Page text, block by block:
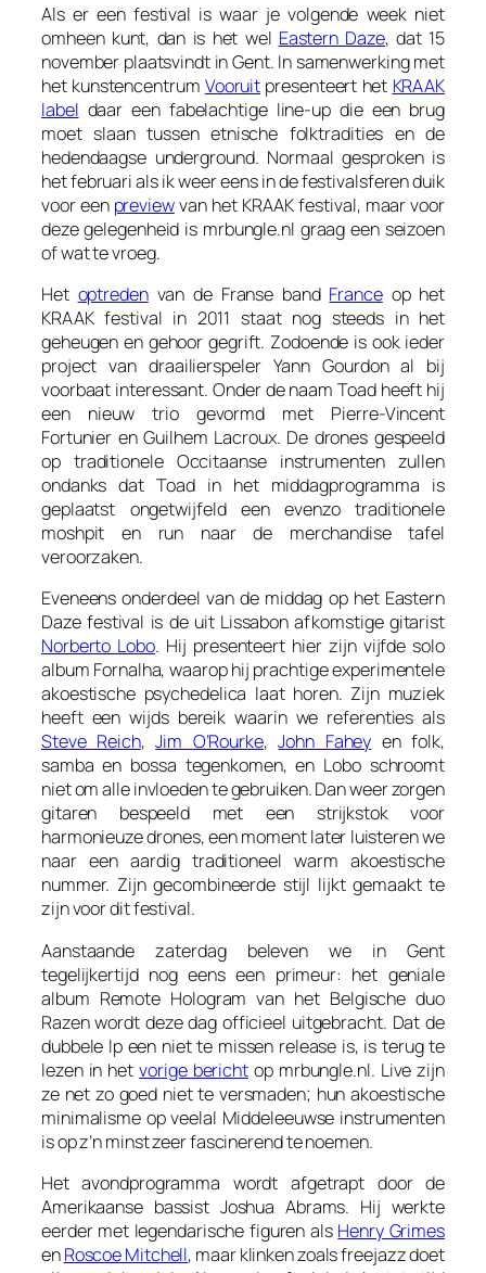
Als er een festival is waar je volgende week niet
omheen kunt, dan is het wel Eastern Daze, dat 15
november plaatsvindt in Gent. In samenwerking met
het kunstencentrum Vooruit presenteert het KRAAK
label daar een fabelachtige line-up die een brug
moet slaan tussen etnische folktradities en de
hedendaagse underground. Normaal gesproken is
het februari als ik weer eens in de festivalsferen duik
voor een previewvan het KRAAK festival, maar voor
deze gelegenheid is mrbungle.nl graag een seizoen
of wat te vroeg.
Het optredenvan de Franse band Franceop het
KRAAK festival in 2011 staat nog steeds in het
geheugen en gehoor gegrift. Zodoende is ook ieder
project van draailierspeler Yann Gourdon al bij
voorbaat interessant. Onder de naam Toad heeft hij
een nieuw trio gevormd met Pierre-Vincent
Fortunier en Guilhem Lacroux. De drones gespeeld
op traditionele Occitaanse instrumenten zullen
ondanks dat Toad in het middagprogramma is
geplaatst ongetwijfeld een evenzo traditionele
moshpit en run naar de merchandise tafel
veroorzaken.
Eveneens onderdeel van de middag op het Eastern
Daze festival is de uit Lissabon afkomstige gitarist
Norberto Lobo. Hij presenteert hier zijn vijfde solo
album Fornalha, waarop hij prachtige experimentele
akoestische psychedelica laat horen. Zijn muziek
heeft een wijds bereik waarin we referenties als
Steve Reich,Jim O’Rourke,John Fahey en folk,
samba en bossa tegenkomen, en Lobo schroomt
niet om alle invloeden te gebruiken. Dan weer zorgen
gitaren bespeeld met een strijkstok voor
harmonieuze drones, een moment later luisteren we
naar een aardig traditioneel warm akoestische
nummer. Zijn gecombineerde stijl lijkt gemaakt te
zijn voor dit festival.
Aanstaande zaterdag beleven we in Gent
tegelijkertijd nog eens een primeur: het geniale
album Remote Hologramvan het Belgische duo
Razen wordt deze dag officieel uitgebracht. Dat de
dubbele lp een niet te missen release is, is terug te
lezen in hetvorige berichtop mrbungle.nl. Live zijn
ze net zo goed niet te versmaden; hun akoestische
minimalisme op veelal Middeleeuwse instrumenten
is op z’n minst zeer fascinerend te noemen.
Het avondprogramma wordt afgetrapt door de
Amerikaanse bassist Joshua Abrams. Hij werkte
eerder met legendarische figuren als Henry Grimes
enRoscoe Mitchell, maar klinken zoals freejazz doet